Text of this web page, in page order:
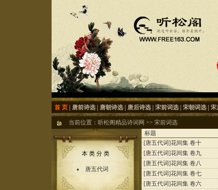
首 页 唐前诗选 唐朝诗选 唐后诗选 宋前词选 宋朝词选 宋
当前位置： 听松阁精品诗词网 >> 宋前词选
本 类 分 类
唐五代词
标题
·[唐五代词]花间集 卷十
·[唐五代词]花间集 卷九
·[唐五代词]花间集 卷八
·[唐五代词]花间集 卷七
·[唐五代词]花间集 卷六